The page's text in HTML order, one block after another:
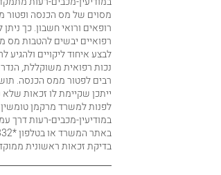
מסוים של מס הכנסה ופטור
רופאים ורואי חשבון. כך
רפואיים יבשים להטבות מס
נכות רפואית משוקללת,
רבים לפטור ממס הכנסה.
ייתכן שקיימת לו זכאות שלא
לפנות למשרד מרקמן טומשין
במודיעין-מכבים-רעות דרך
בדיקת זכאות ראשונית